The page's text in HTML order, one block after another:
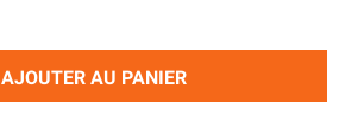
AJOUTER AU PANIER